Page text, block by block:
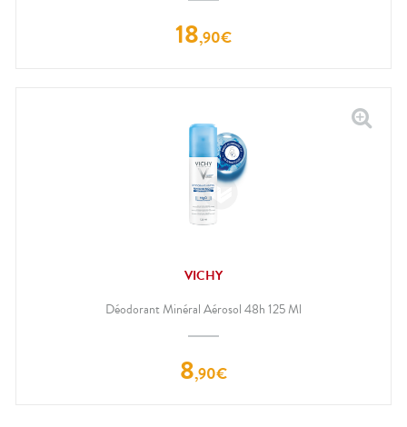
18,90€
VICHY
Déodorant Minéral Aérosol 48h 125 Ml
8,90€